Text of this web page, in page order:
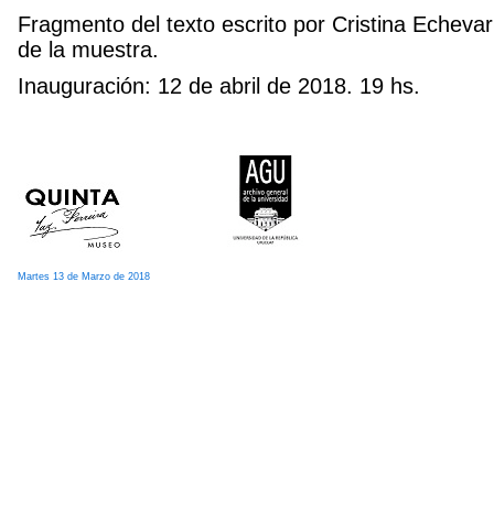
Fragmento del texto escrito por Cristina
de la muestra.
Inauguración: 12 de abril de 2018. 19 hs.
Martes 13 de Marzo de 2018